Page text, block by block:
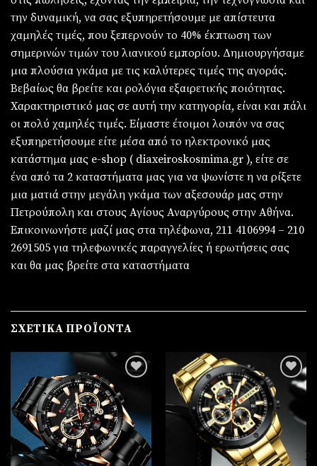
την δυναμική, να σας εξυπηρετήσουμε με απίστευτα
χαμηλές τιμές, που ξεπερνούν το 40% έκπτωση των
σημερινών τιμών του λιανικού εμπορίου. Δημιουργήσαμε
μια πλούσια γκάμα με τις καλύτερες τιμές της αγοράς.
Βεβαίως θα βρείτε και ρολόγια εξαιρετικής ποιότητας.
Χαρακτηριστικό μας σε αυτή την κατηγορία, είναι και πάλι
οι πολύ χαμηλές τιμές. Είμαστε έτοιμοι λοιπόν να σας
εξυπηρετήσουμε είτε μέσα από το ηλεκτρονικό μας
κατάστημα μας e-shop ( diaxeiroskosmima.gr ), είτε σε
ένα από τα 2 καταστήματα μας για να ψωνίστε η να ρίξετε
μια ματιά στην μεγάλη γκάμα των αξεσουάρ μας στην
Πετρούπολη και στους Αγίους Αναργύρους στην Αθήνα.
Επικοινωνήστε μαζί μας στα τηλέφωνα, 211 4106994 – 210
2691505 για τηλεφωνικές παραγγελίες ή ερωτήσεις σας
και θα μας βρείτε στα καταστήματα
ΣΧΕΤΙΚΆ ΠΡΟΪΌΝΤΑ
Πρόσθήκη
στην
λίστα
επιθυμιών
Πρόσθήκη
στην
λίστα
επιθυμιών